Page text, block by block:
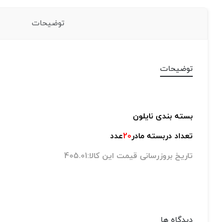
توضیحات
توضیحات
بسته بندی نایلون
تعداد دربسته مادر20عدد
تاریخ بروزرسانی قیمت این کالا:405.01